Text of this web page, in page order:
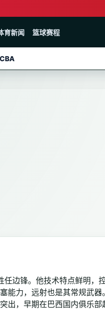
育新闻 篮球赛程
CBA
边锋。他技术特点鲜明，
能力，远射也是其常规武器
，早期在巴西国内俱乐部